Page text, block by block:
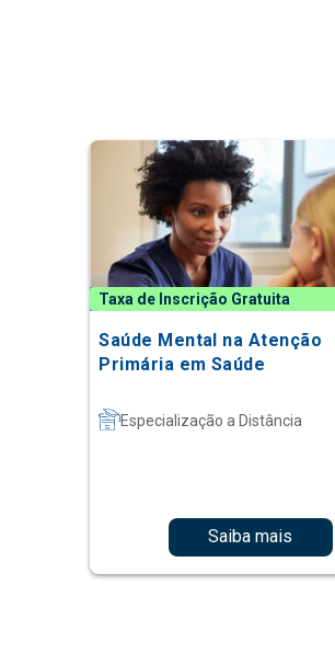
Taxa de Inscrição Gratuita
Saúde Mental na Atenção
Primária em Saúde
Especialização a Distância
Saiba mais